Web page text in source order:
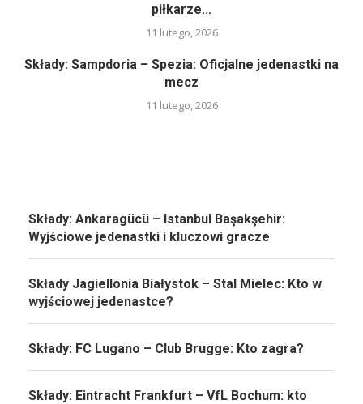
piłkarze...
11 lutego, 2026
Składy: Sampdoria – Spezia: Oficjalne jedenastki na
mecz
11 lutego, 2026
Składy: Ankaragücü – Istanbul Başakşehir:
Wyjściowe jedenastki i kluczowi gracze
Składy Jagiellonia Białystok – Stal Mielec: Kto w
wyjściowej jedenastce?
Składy: FC Lugano – Club Brugge: Kto zagra?
Składy: Eintracht Frankfurt – VfL Bochum: kto